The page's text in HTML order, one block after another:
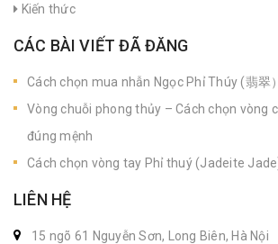
Kiến thức
CÁC BÀI VIẾT ĐÃ ĐĂNG
Cách chọn mua nhẫn Ngọc Phỉ Thúy (翡翠）
Vòng chuỗi phong thủy – Cách chọn vòng
đúng mệnh
Cách chọn vòng tay Phỉ thuý (Jadeite
LIÊN HỆ
15 ngõ 61 Nguyễn Sơn, Long Biên, Hà Nội